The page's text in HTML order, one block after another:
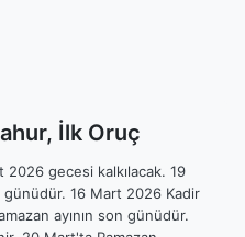
İlk Oruç
2026 gecesi kalkılacak. 19
günüdür. 16 Mart 2026 Kadir
ayının son günüdür.